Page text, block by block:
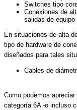
Switches tipo
Conexiones de
salidas de equipo
En situaciones de alta
tipo de hardware de
diseñados para tales
Cables de
Como podemos
categoría 6A -o incluso